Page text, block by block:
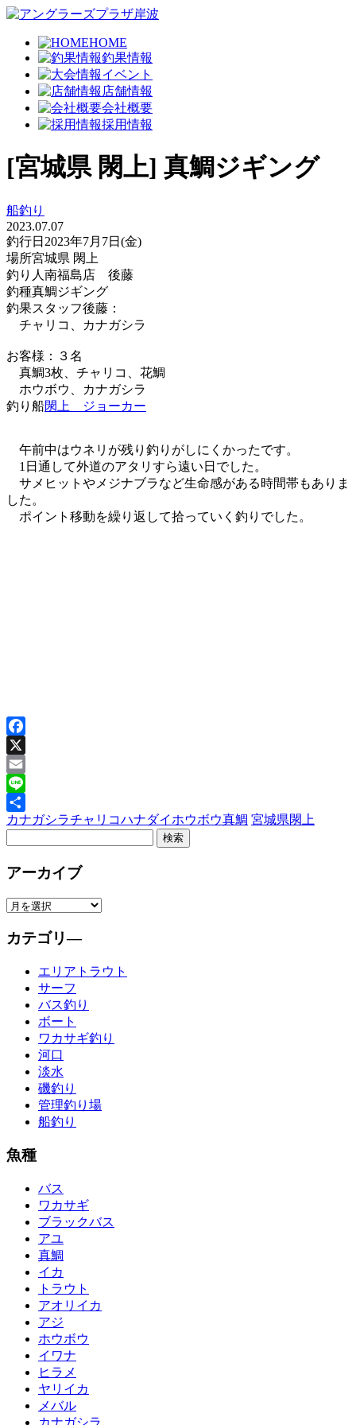
HOME
釣果情報
イベント
店舗情報
会社概要
採用情報
[宮城県 閖上] 真鯛ジギング
船釣り
2023.07.07
釣行日 2023年7月7日(金)
場所宮城県 閖上
釣り人 南福島店 後藤
釣種真鯛ジギング
釣果スタッフ後藤：
チャリコ、カナガシラ
お客様：３名
真鯛3枚、チャリコ、花鯛
ホウボウ、カナガシラ
釣り船閖上 ジョーカー
午前中はウネリが残り釣りがしにくかったです。
1日通して外道のアタリすら遠い日でした。
サメヒットやメジナブラなど生命感がある時間帯もありま
した。
ポイント移動を繰り返して拾っていく釣りでした。
Facebook
X
Email
Line
共
カナガシラチャリコハナダイ ホウボウ真鯛 宮城県閖上
アーカイブ
カテゴリ―
エリアトラウト
サーフ
バス釣り
ボート
ワカサギ釣り
河口
淡水
磯釣り
管理釣り場
船釣り
魚種
バス
ワカサギ
ブラックバス
アユ
真鯛
イカ
トラウト
アオリイカ
アジ
ホウボウ
イワナ
ヒラメ
ヤリイカ
メバル